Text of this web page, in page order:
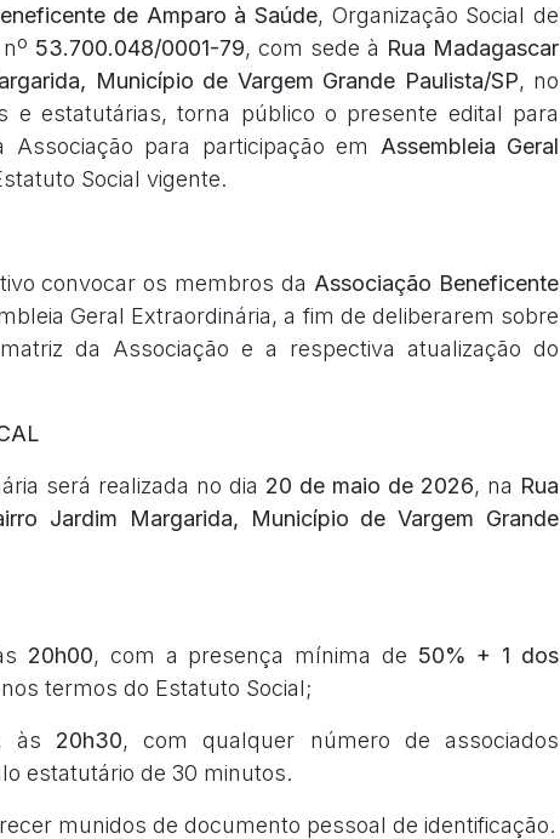
de Amparo à Saúde, Organização Social de
53.700.048/0001-79, com sede à Rua Madagascar
Município de Vargem Grande Paulista/SP, no
e estatutárias, torna público o presente edital para
para participação em Assembleia Geral
Social vigente.
convocar os membros da Associação Beneficente
Geral Extraordinária, a fim de deliberarem sobre
da Associação e a respectiva atualização do
será realizada no dia 20 de maio de 2026, na Rua
Jardim Margarida, Município de Vargem Grande
20h00, com a presença mínima de 50% + 1 dos
termos do Estatuto Social;
, às 20h30, com qualquer número de associados
estatutário de 30 minutos.
munidos de documento pessoal de identificação.